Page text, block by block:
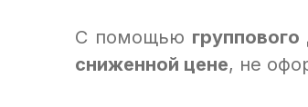
С помощью
сниженной цене, не